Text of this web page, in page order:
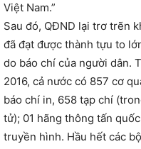
Việt Nam.”
Sau đó, QĐND lại trơ trẽn
đã đạt được thành tựu to
do báo chí của người dân.
2016, cả nước có 857 cơ
báo chí in, 658 tạp chí
tử); 01 hãng thông tấn
truyền hình. Hầu hết các